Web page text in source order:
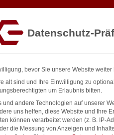
Rot, (L)250mm
€ exkl. MwSt. In
Datenschutz-
bevor Sie unsere Website
alt sind und Ihre Einwilligung zu
um Erlaubnis bitten.
und andere Technologien auf unserer
uns helfen, diese Website und Ihre
können verarbeitet werden (z. B. IP-
die Messung von Anzeigen und